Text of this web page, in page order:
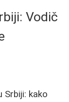
Vodič
Srbiji: kako